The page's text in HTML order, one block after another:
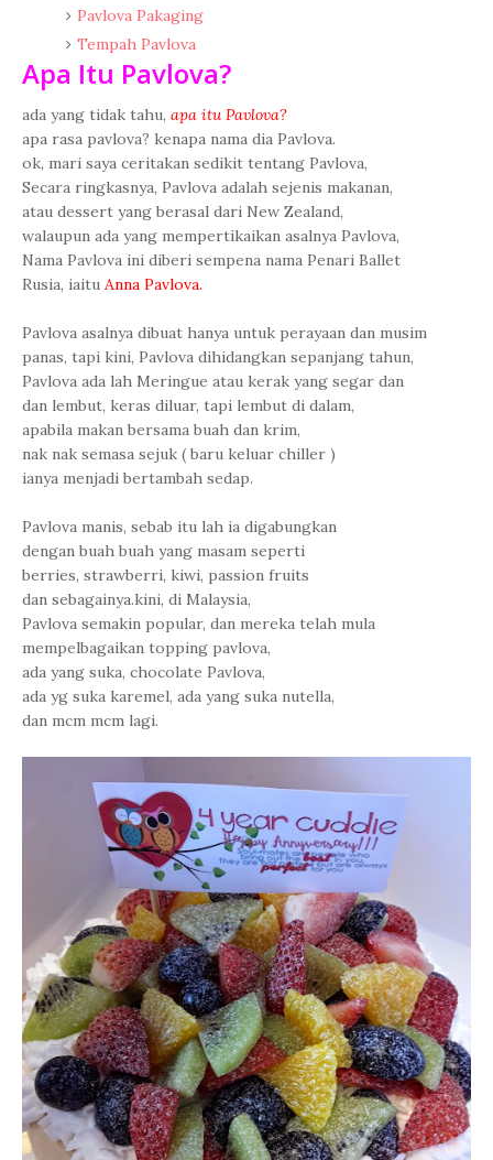
Pavlova Pakaging
Tempah Pavlova
Apa Itu Pavlova?
ada yang tidak tahu, apa itu Pavlova?
apa rasa pavlova? kenapa nama dia Pavlova.
ok, mari saya ceritakan sedikit tentang Pavlova,
Secara ringkasnya, Pavlova adalah sejenis makanan,
atau dessert yang berasal dari New Zealand,
walaupun ada yang mempertikaikan asalnya Pavlova,
Nama Pavlova ini diberi sempena nama Penari Ballet
Rusia, iaitu Anna Pavlova.
Pavlova asalnya dibuat hanya untuk perayaan dan musim
panas, tapi kini, Pavlova dihidangkan sepanjang tahun,
Pavlova ada lah Meringue atau kerak yang segar dan
dan lembut, keras diluar, tapi lembut di dalam,
apabila makan bersama buah dan krim,
nak nak semasa sejuk ( baru keluar chiller )
ianya menjadi bertambah sedap.
Pavlova manis, sebab itu lah ia digabungkan
dengan buah buah yang masam seperti
berries, strawberri, kiwi, passion fruits
dan sebagainya.kini, di Malaysia,
Pavlova semakin popular, dan mereka telah mula
mempelbagaikan topping pavlova,
ada yang suka, chocolate Pavlova,
ada yg suka karemel, ada yang suka nutella,
dan mcm mcm lagi.